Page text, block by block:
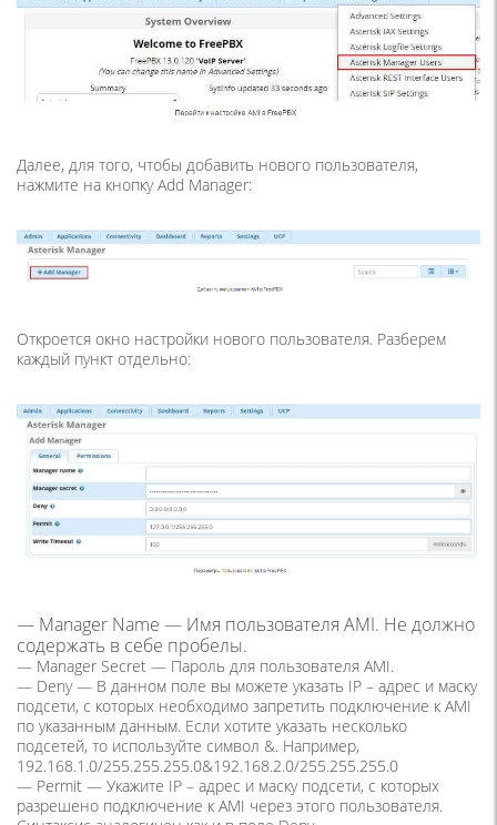
Далее, для того, чтобы добавить нового пользователя,
нажмите на кнопку Add Manager:
Откроется окно настройки нового пользователя. Разберем
каждый пункт отдельно:
— Manager Name — Имя пользователя AMI. Не должно
содержать в себе пробелы.
— Manager Secret — Пароль для пользователя AMI.
— Deny — В данном поле вы можете указать IP – адрес и маску
подсети, с которых необходимо запретить подключение к AMI
по указанным данным. Если хотите указать несколько
подсетей, то используйте символ &. Например,
192.168.1.0/255.255.255.0&192.168.2.0/255.255.255.0
— Permit — Укажите IP – адрес и маску подсети, с которых
разрешено подключение к AMI через этого пользователя.